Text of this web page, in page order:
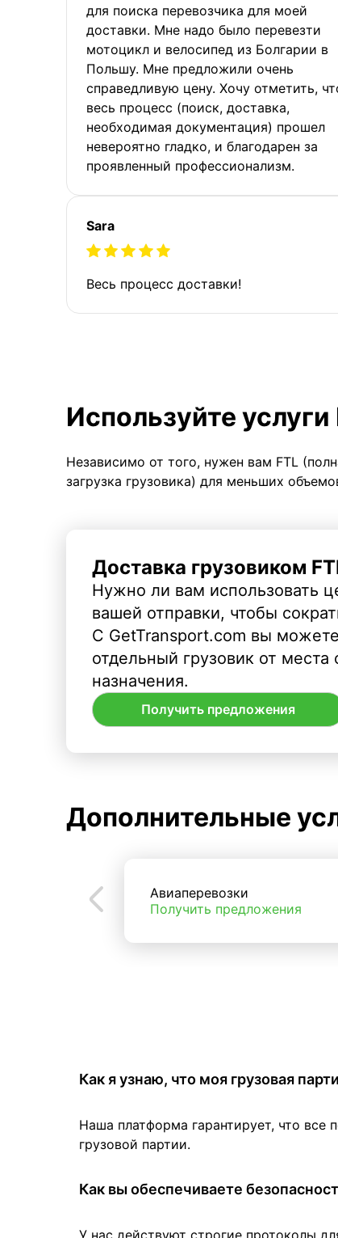
для поиска перевозчика для моей
доставки. Мне надо было перевезти
мотоцикл и велосипед из Болгарии в
Польшу. Мне предложили очень
справедливую цену. Хочу отметить,
весь процесс (поиск, доставка,
необходимая документация) прошел
невероятно гладко, и благодарен за
проявленный профессионализм.
Sara
Весь процесс доставки!
Используйте
Независимо от того, нужен вам FTL
загрузка грузовика) для меньших
Доставка грузовиком
Нужно ли вам использовать
вашей отправки, чтобы
С GetTransport.com вы
отдельный грузовик от
назначения.
Получить предложения
Дополнительные
Авиаперевозки
Получить предложения
Как я узнаю, что моя грузовая
Наша платформа гарантирует, что
грузовой партии.
Как вы обеспечиваете